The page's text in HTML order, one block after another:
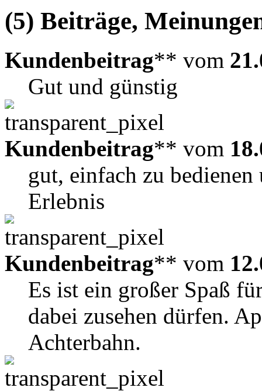
(5) Beiträge,
Kundenbeitrag** vom
Gut und günstig
Kundenbeitrag** vom
gut, einfach zu
Erlebnis
Kundenbeitrag** vom
Es ist ein großer Spaß
dabei zusehen dürfen.
Achterbahn.